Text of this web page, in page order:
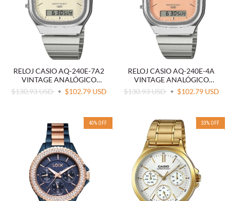
RELOJ CASIO AQ-240E-7A2
VINTAGE ANALÓGICO
DIGITAL
$130.93 USD $102.79 USD
RELOJ CASIO AQ-240E-4A
VINTAGE ANALÓGICO
DIGITAL
$130.93 USD $102.79 USD
40% OFF 33% OFF